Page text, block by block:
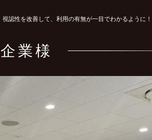
認性を改善して、利用の有無が一目でわかるように！
業様